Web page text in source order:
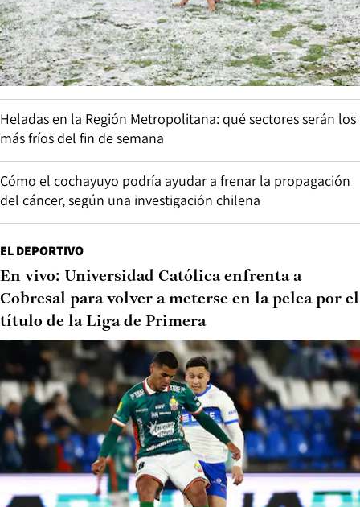
Heladas en la Región Metropolitana: qué sectores serán los
más fríos del fin de semana
Cómo el cochayuyo podría ayudar a frenar la propagación
del cáncer, según una investigación chilena
EL DEPORTIVO
En vivo: Universidad Católica enfrenta a
Cobresal para volver a meterse en la pelea por el
título de la Liga de Primera